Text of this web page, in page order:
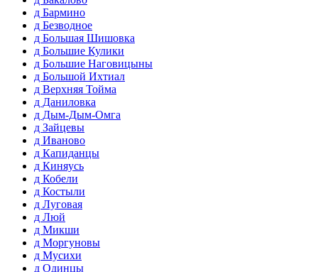
д Бармино
д Безводное
д Большая Шишовка
д Большие Кулики
д Большие Наговицыны
д Большой Ихтиал
д Верхняя Тойма
д Даниловка
д Дым-Дым-Омга
д Зайцевы
д Иваново
д Капиданцы
д Киняусь
д Кобели
д Костыли
д Луговая
д Люй
д Микши
д Моргуновы
д Мусихи
д Одинцы